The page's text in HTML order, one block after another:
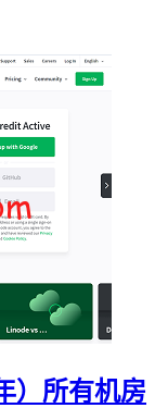
）所有机房